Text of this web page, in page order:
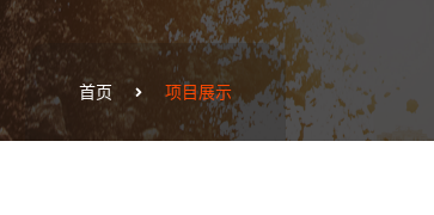
首页 项目展示